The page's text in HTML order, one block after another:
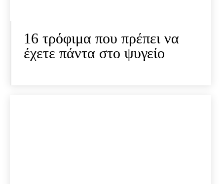
16 τρόφιμα που πρέπει να
έχετε πάντα στο ψυγείο